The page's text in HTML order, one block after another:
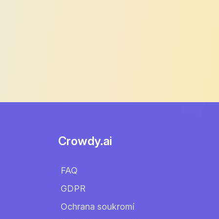
Crowdy.ai
FAQ
GDPR
Ochrana soukromí